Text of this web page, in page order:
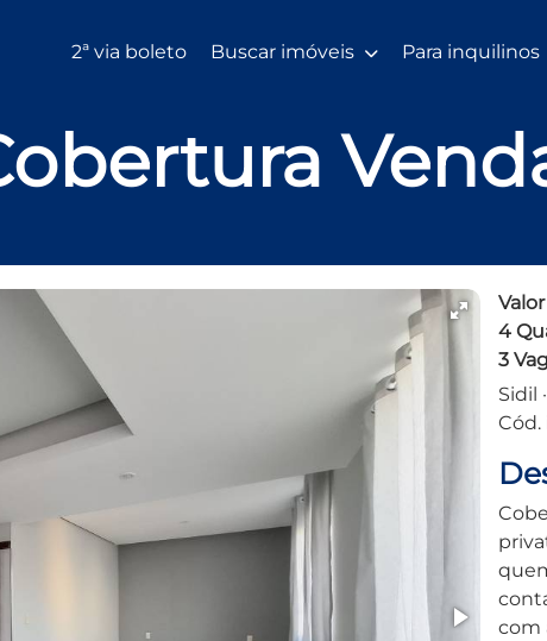
2ª via boleto Buscar imóveis Para inquilinos
4
3
Sidil
Cód.
com